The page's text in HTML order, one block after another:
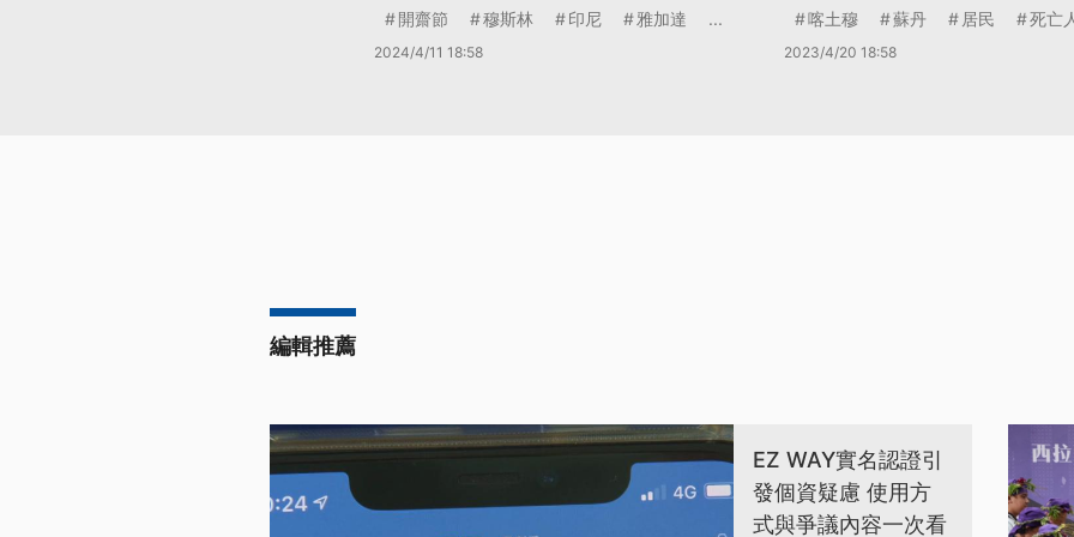
開齋節 穆斯林 印尼 雅加達 ...
2024/4/11 18:58
喀土穆 蘇丹 居民 死亡
2023/4/20 18:58
編輯推薦
EZ WAY實名認證引
發個資疑慮 使用方
式與爭議內容一次看